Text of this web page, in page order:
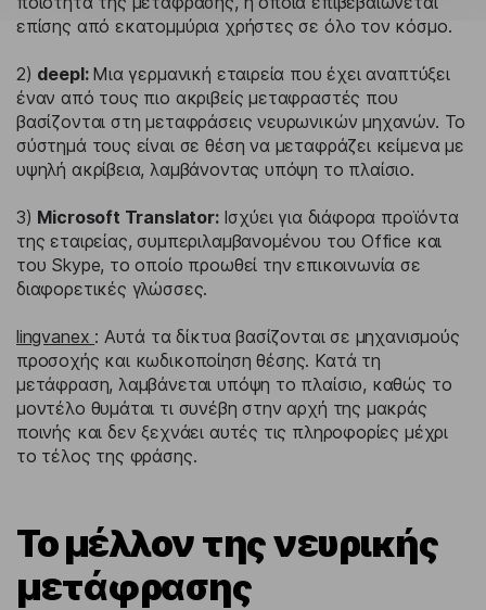
επίσης από εκατομμύρια χρήστες σε όλο τον κόσμο.
2) deepl: Μια γερμανική εταιρεία που έχει αναπτύξει
έναν από τους πιο ακριβείς μεταφραστές που
βασίζονται στη μεταφράσεις νευρωνικών μηχανών. Το
σύστημά τους είναι σε θέση να μεταφράζει κείμενα με
υψηλή ακρίβεια, λαμβάνοντας υπόψη το πλαίσιο.
3) Microsoft Translator: Ισχύει για διάφορα προϊόντα
της εταιρείας, συμπεριλαμβανομένου του Office και
του Skype, το οποίο προωθεί την επικοινωνία σε
διαφορετικές γλώσσες.
lingvanex : Αυτά τα δίκτυα βασίζονται σε μηχανισμούς
προσοχής και κωδικοποίηση θέσης. Κατά τη
μετάφραση, λαμβάνεται υπόψη το πλαίσιο, καθώς το
μοντέλο θυμάται τι συνέβη στην αρχή της μακράς
ποινής και δεν ξεχνάει αυτές τις πληροφορίες μέχρι
το τέλος της φράσης.
Το μέλλον της νευρικής
μετάφρασης